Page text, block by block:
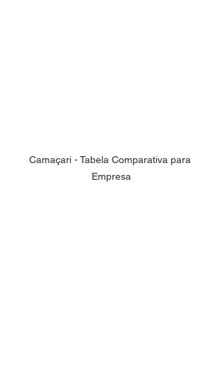
Camaçari - Tabela Comparativa para
Empresa